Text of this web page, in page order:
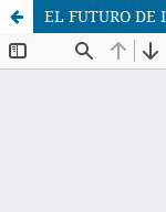
EL FUTURO DE